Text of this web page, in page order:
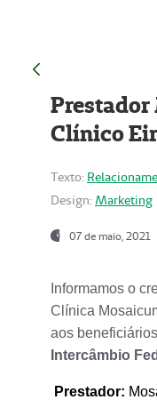
Prestador
Clínico
Texto:
Design: Marketing
07 de maio, 2021
Informamos o
Clínica
aos
Intercâmbio
Prestador: